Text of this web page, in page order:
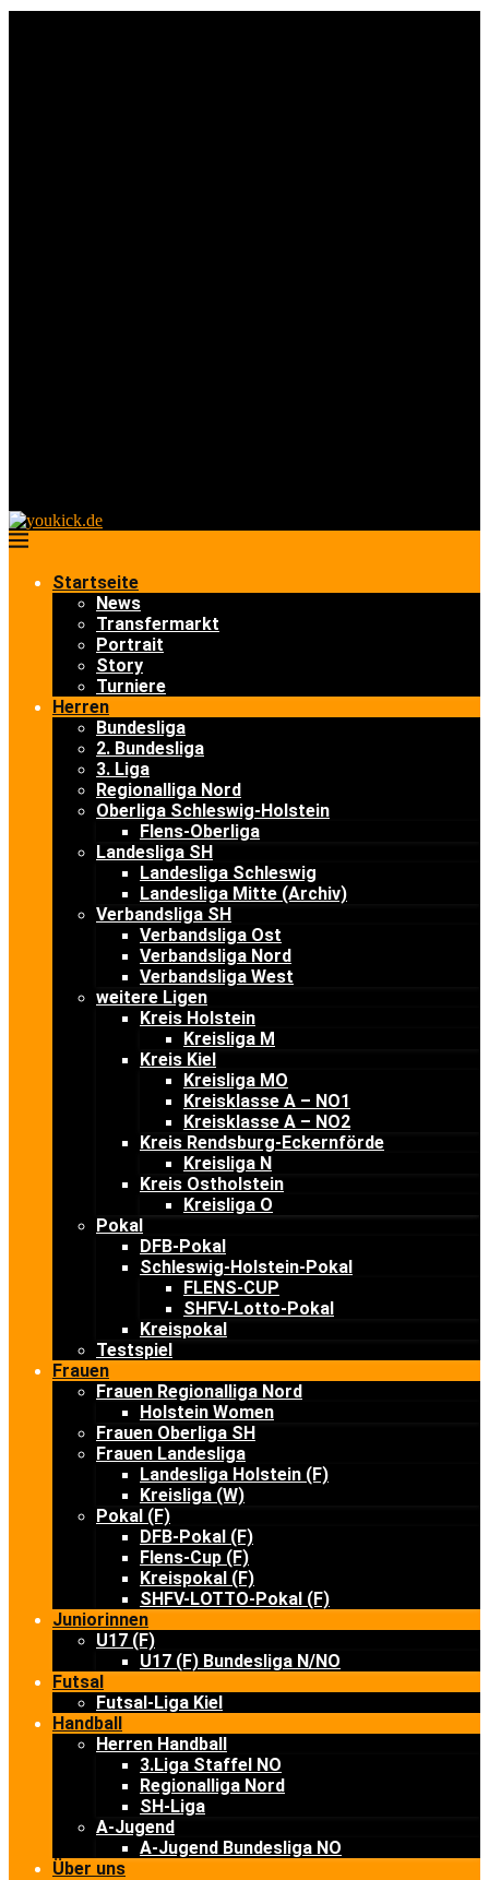
Startseite
News
Transfermarkt
Portrait
Story
Turniere
Herren
Bundesliga
2. Bundesliga
3. Liga
Regionalliga Nord
Oberliga Schleswig-Holstein
Flens-Oberliga
Landesliga SH
Landesliga Schleswig
Landesliga Mitte (Archiv)
Verbandsliga SH
Verbandsliga Ost
Verbandsliga Nord
Verbandsliga West
weitere Ligen
Kreis Holstein
Kreisliga M
Kreis Kiel
Kreisliga MO
Kreisklasse A – NO1
Kreisklasse A – NO2
Kreis Rendsburg-Eckernförde
Kreisliga N
Kreis Ostholstein
Kreisliga O
Pokal
DFB-Pokal
Schleswig-Holstein-Pokal
FLENS-CUP
SHFV-Lotto-Pokal
Kreispokal
Testspiel
Frauen
Frauen Regionalliga Nord
Holstein Women
Frauen Oberliga SH
Frauen Landesliga
Landesliga Holstein (F)
Kreisliga (W)
Pokal (F)
DFB-Pokal (F)
Flens-Cup (F)
Kreispokal (F)
SHFV-LOTTO-Pokal (F)
Juniorinnen
U17 (F)
U17 (F) Bundesliga N/NO
Futsal
Futsal-Liga Kiel
Handball
Herren Handball
3.Liga Staffel NO
Regionalliga Nord
SH-Liga
A-Jugend
A-Jugend Bundesliga NO
Über uns